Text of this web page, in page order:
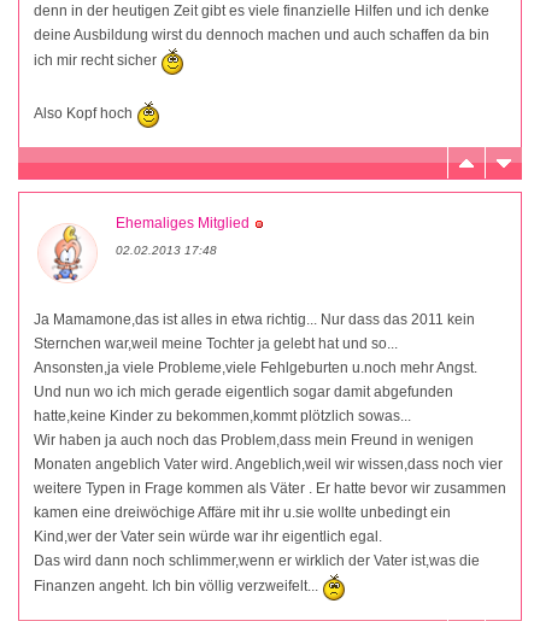
denn in der heutigen Zeit gibt es viele finanzielle Hilfen und ich denke
deine Ausbildung wirst du dennoch machen und auch schaffen da bin
ich mir recht sicher
Also Kopf hoch
Ehemaliges Mitglied
02.02.2013 17:48
Ja Mamamone,das ist alles in etwa richtig... Nur dass das 2011 kein
Sternchen war,weil meine Tochter ja gelebt hat und so...
Ansonsten,ja viele Probleme,viele Fehlgeburten u.noch mehr Angst.
Und nun wo ich mich gerade eigentlich sogar damit abgefunden
hatte,keine Kinder zu bekommen,kommt plötzlich sowas...
Wir haben ja auch noch das Problem,dass mein Freund in wenigen
Monaten angeblich Vater wird. Angeblich,weil wir wissen,dass noch vier
weitere Typen in Frage kommen als Väter . Er hatte bevor wir zusammen
kamen eine dreiwöchige Affäre mit ihr u.sie wollte unbedingt ein
Kind,wer der Vater sein würde war ihr eigentlich egal.
Das wird dann noch schlimmer,wenn er wirklich der Vater ist,was die
Finanzen angeht. Ich bin völlig verzweifelt...